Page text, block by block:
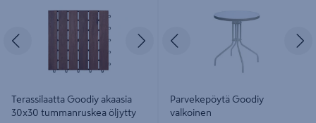
Edellinen Seuraava
Terassilaatta Goodiy akaasia
30x30 tummanruskea öljytty
Parvekepöytä Goodiy
valkoinen